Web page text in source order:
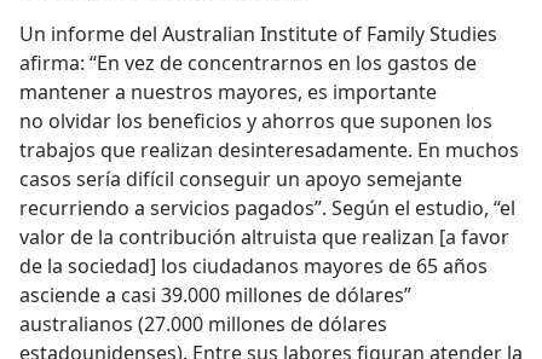
Un informe del Australian Institute of Family Studies
afirma: “En vez de concentrarnos en los gastos de
mantener a nuestros mayores, es importante
no olvidar los beneficios y ahorros que suponen los
trabajos que realizan desinteresadamente. En muchos
casos sería difícil conseguir un apoyo semejante
recurriendo a servicios pagados”. Según el estudio, “el
valor de la contribución altruista que realizan [a favor
de la sociedad] los ciudadanos mayores de 65 años
asciende a casi 39.000 millones de dólares”
australianos (27.000 millones de dólares
estadounidenses). Entre sus labores figuran atender la